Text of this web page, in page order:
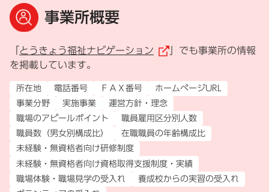
事業所概要
「とうきょう福祉ナビゲーション （外部リンク）
」でも事業所の情報
を掲載しています。
所在地 電話番号 ＦＡＸ番号
ホームページURL
事業分野
実施事業
運営方針・理念
職場のアピールポイント
職員雇用区分別人数
職員数（男女別構成比）
在職職員の年齢構成比
未経験・無資格者向け研修制度
未経験・無資格者向け資格取得支援制度・実績
職場体験・職場見学の受入れ
養成校からの実習の受入れ